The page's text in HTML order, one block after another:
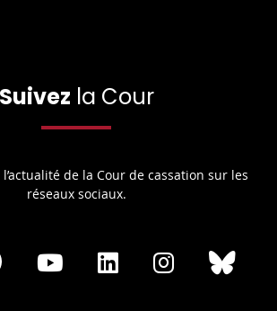
Suivez la Cour
de la Cour de cassation sur les
réseaux sociaux.
Share
Share
Share